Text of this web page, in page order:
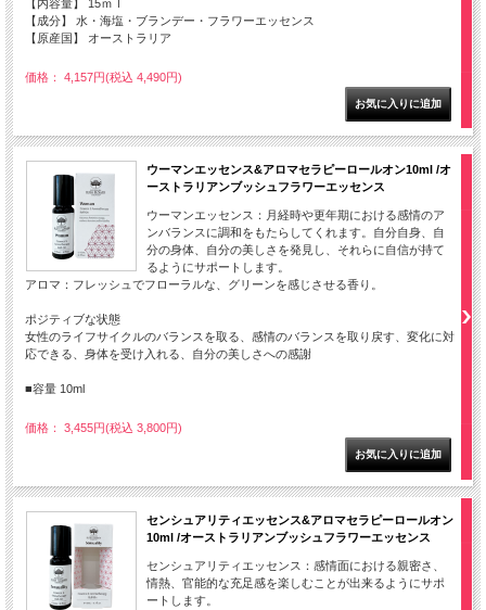
【内容量】 15ｍｌ
【成分】 水・海塩・ブランデー・フラワーエッセンス
【原産国】 オーストラリア
価格： 4,157円(税込 4,490円)
ウーマンエッセンス&アロマセラピーロールオン10ml /オ
ーストラリアンブッシュフラワーエッセンス
ウーマンエッセンス：月経時や更年期における感情のア
ンバランスに調和をもたらしてくれます。自分自身、自
分の身体、自分の美しさを発見し、それらに自信が持て
るようにサポートします。
アロマ：フレッシュでフローラルな、グリーンを感じさせる香り。
ポジティブな状態
女性のライフサイクルのバランスを取る、感情のバランスを取り戻す、変化に対
応できる、身体を受け入れる、自分の美しさへの感謝
■容量 10ml
価格： 3,455円(税込 3,800円)
センシュアリティエッセンス&アロマセラピーロールオン
10ml /オーストラリアンブッシュフラワーエッセンス
センシュアリティエッセンス：感情面における親密さ、
情熱、官能的な充足感を楽しむことが出来るようにサポ
ートします。